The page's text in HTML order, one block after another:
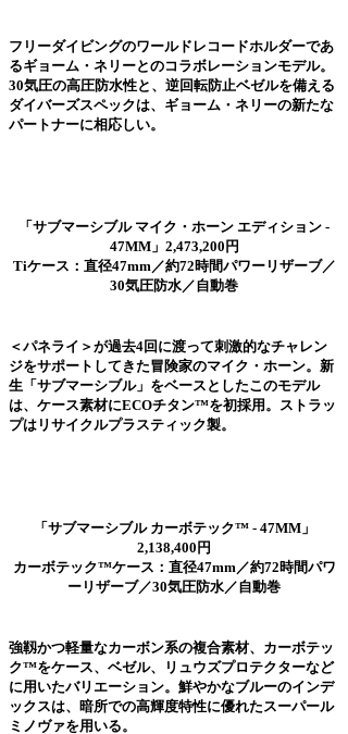
フリーダイビングのワールドレコードホルダーであ
るギョーム・ネリーとのコラボレーションモデル。
30気圧の高圧防水性と、逆回転防止ベゼルを備える
ダイバーズスペックは、ギョーム・ネリーの新たな
パートナーに相応しい。
「サブマーシブル マイク・ホーン エディション -
47MM」2,473,200円
Tiケース：直径47mm／約72時間パワーリザーブ／
30気圧防水／自動巻
＜パネライ＞が過去4回に渡って刺激的なチャレン
ジをサポートしてきた冒険家のマイク・ホーン。新
生「サブマーシブル」をベースとしたこのモデル
は、ケース素材にECOチタン™を初採用。ストラッ
プはリサイクルプラスティック製。
「サブマーシブル カーボテック™ - 47MM」
2,138,400円
カーボテック™ケース：直径47mm／約72時間パワ
ーリザーブ／30気圧防水／自動巻
強靱かつ軽量なカーボン系の複合素材、カーボテッ
ク™をケース、ベゼル、リュウズプロテクターなど
に用いたバリエーション。鮮やかなブルーのインデ
ックスは、暗所での高輝度特性に優れたスーパール
ミノヴァを用いる。